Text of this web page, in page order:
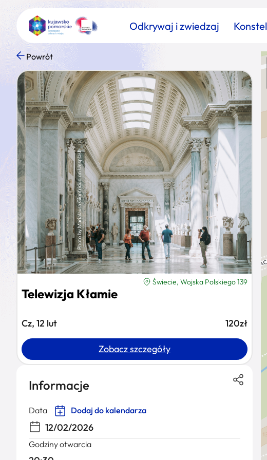
Odkrywaj i zwiedzaj
Znajdź
Znajdź atrakcję
Nazwa atrakcji Miasto
Powrót
Świecie, Wojska Polskiego 139
Telewizja Kłamie
Cz, 12 lut 120zł
Zobacz szczegóły
Informacje
Data Dodaj do kalendarza
12/02/2026
Godziny otwarcia